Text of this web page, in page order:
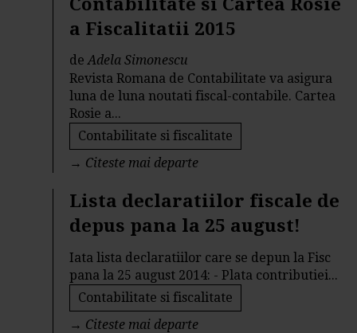
a Fiscalitatii 2015
deAdela Simonescu
Revista Romana de Contabilitate va asigura
luna de luna noutati fiscal-contabile. Cartea
Rosie a...
Contabilitate si fiscalitate
→ Citeste mai departe
Lista declaratiilor fiscale de
depus pana la 25 august!
Iata lista declaratiilor care se depun la Fisc
pana la 25 august 2014: - Plata contributiei...
Contabilitate si fiscalitate
→ Citeste mai departe